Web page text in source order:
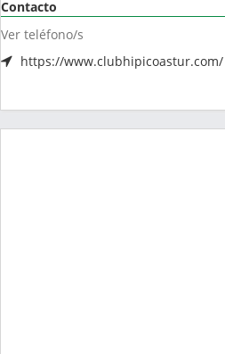
Contacto
Ver teléfono/s
https://www.clubhipicoastur.com/